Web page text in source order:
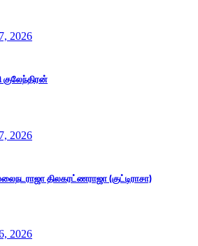
2026
2026
திலகரட்ணராஜா (குட்டிராசா)
2026